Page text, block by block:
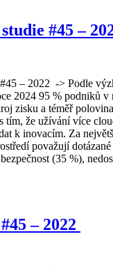
#45 –
– 2022 -> Podle
2024 95 % podniků
zisku a téměř
tím, že užívání více
k inovacím. Za
považují
(35 %),
– 2022